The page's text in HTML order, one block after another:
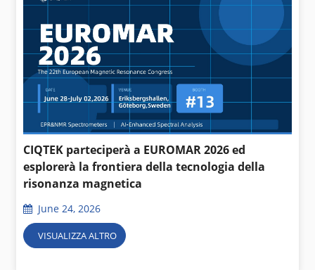
CIQTEK parteciperà a EUROMAR 2026 ed
esplorerà la frontiera della tecnologia della
risonanza magnetica
June 24, 2026
VISUALIZZA ALTRO